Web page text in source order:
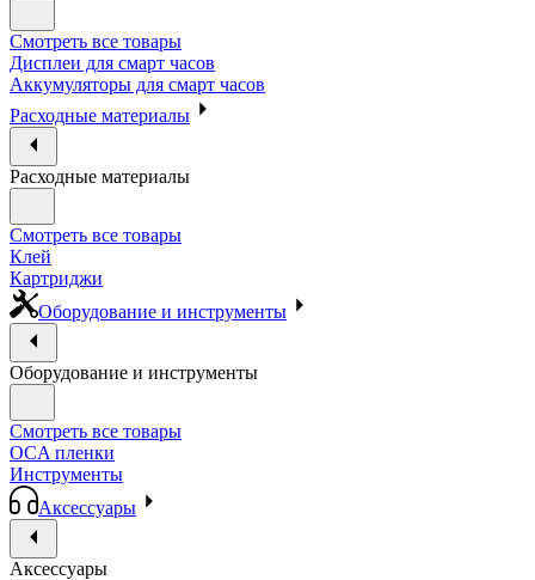
Смотреть все товары
Дисплеи для смарт часов
Аккумуляторы для смарт часов
Расходные материалы
Расходные материалы
Смотреть все товары
Клей
Картриджи
Оборудование и инструменты
Оборудование и инструменты
Смотреть все товары
OCA пленки
Инструменты
Аксессуары
Аксессуары